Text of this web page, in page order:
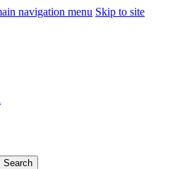
navigation menu Skip to site
Search